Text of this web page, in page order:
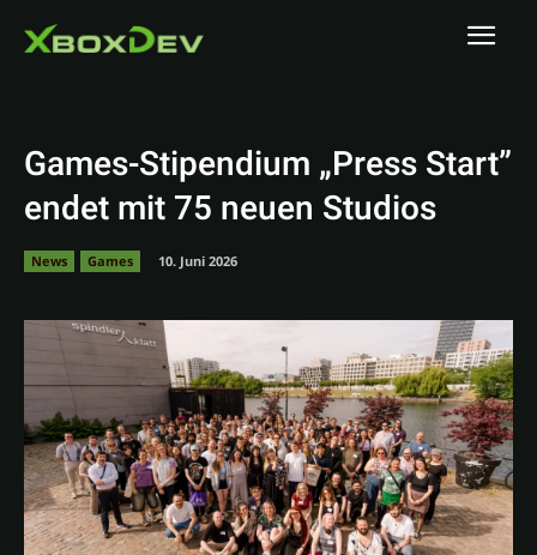
Games-Stipendium „Press Start”
endet mit 75 neuen Studios
News Games 10. Juni 2026